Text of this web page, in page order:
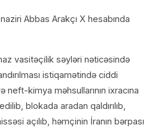
Abbas Arakçı X hesabında
vasitəçilik səyləri nəticəsində
istiqamətində ciddi
kimya məhsullarının ixracına
blokada aradan qaldırılıb,
açılıb, həmçinin İranın bərpası